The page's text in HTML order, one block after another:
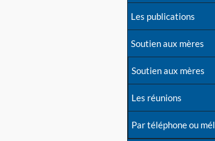
Les publications
Soutien aux mères
Soutien aux mères
Les réunions
Par téléphone ou mél